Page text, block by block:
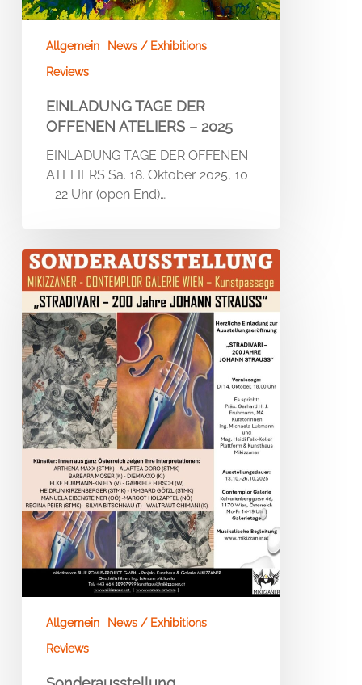
Allgemein
News / Exhibitions
Reviews
EINLADUNG TAGE DER
OFFENEN ATELIERS – 2025
EINLADUNG TAGE DER OFFENEN
ATELIERS Sa. 18. Oktober 2025, 10
- 22 Uhr (open End)…
Sonderausstellung
„STRADIVARI
–
200
Jahre
JOHANN
STRAUSS“
–
Wien
Allgemein
News / Exhibitions
Reviews